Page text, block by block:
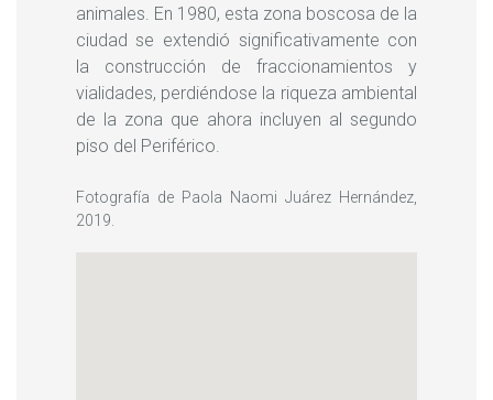
animales. En 1980, esta zona boscosa de la
ciudad se extendió significativamente con
la construcción de fraccionamientos y
vialidades, perdiéndose la riqueza ambiental
de la zona que ahora incluyen al segundo
piso del Periférico.
Fotografía de Paola Naomi Juárez Hernández,
2019.